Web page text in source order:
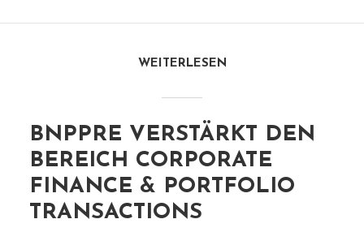
WEITERLESEN
BNPPRE VERSTÄRKT DEN
BEREICH CORPORATE
FINANCE & PORTFOLIO
TRANSACTIONS